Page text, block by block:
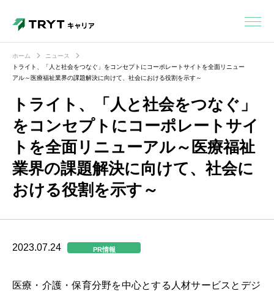
ホーム
ニュース
トライト、「人と社会をつなぐ」をコンセプトにコーポレートサイトを全面リニュー
アル～医療福祉業界の課題解決に向けて、社会における役割を示す～
トライト、「人と社会をつなぐ」
をコンセプトにコーポレートサイ
トを全面リニューアル～医療福祉
業界の課題解決に向けて、社会に
おける役割を示す～
2023.07.24 PR情報
医療・介護・保育分野を中心とする人材サービスとデジ